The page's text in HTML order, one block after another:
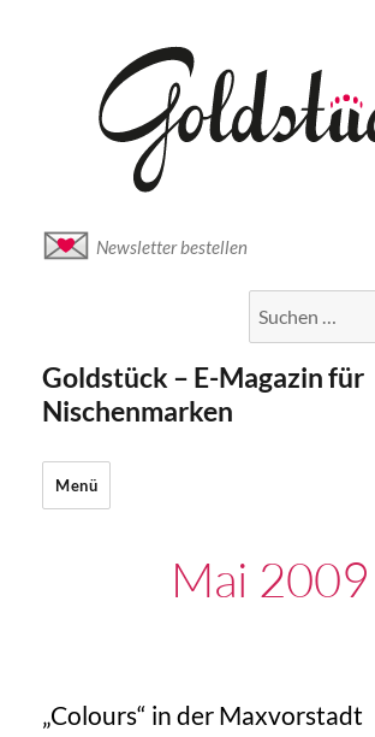
Newsletter bestellen
nach:
Goldstück – E-Magazin für
Nischenmarken
Menü
Mai 2009
„Colours“ in der Maxvorstadt